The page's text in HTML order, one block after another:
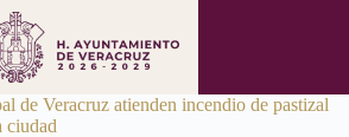
de Veracruz atienden incendio de pastizal
ciudad